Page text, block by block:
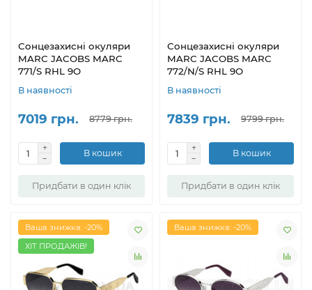
Сонцезахисні окуляри
MARC JACOBS MARC
771/S RHL 9O
В наявності
7019 грн. 8779 грн.
В кошик
Придбати в один клік
Сонцезахисні окуляри
MARC JACOBS MARC
772/N/S RHL 9O
В наявності
7839 грн. 9799 грн.
В кошик
Придбати в один клік
Ваша знижка: -20%
ХІТ ПРОДАЖІВ!
Ваша знижка: -20%